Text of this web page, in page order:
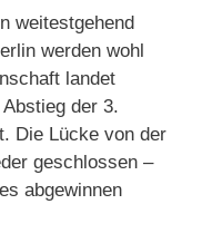
weitestgehend
werden wohl
landet
der 3.
Die Lücke von der
geschlossen –
abgewinnen